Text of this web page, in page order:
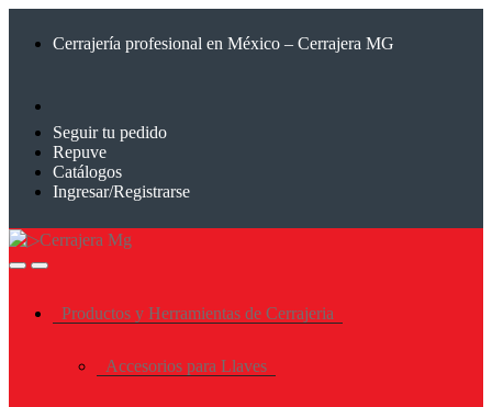
Cerrajería profesional en México – Cerrajera MG
Seguir tu pedido
Repuve
Catálogos
Ingresar/Registrarse
Productos y Herramientas de Cerrajeria
Accesorios para Llaves